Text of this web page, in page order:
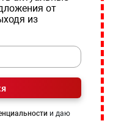
от
из
и даю